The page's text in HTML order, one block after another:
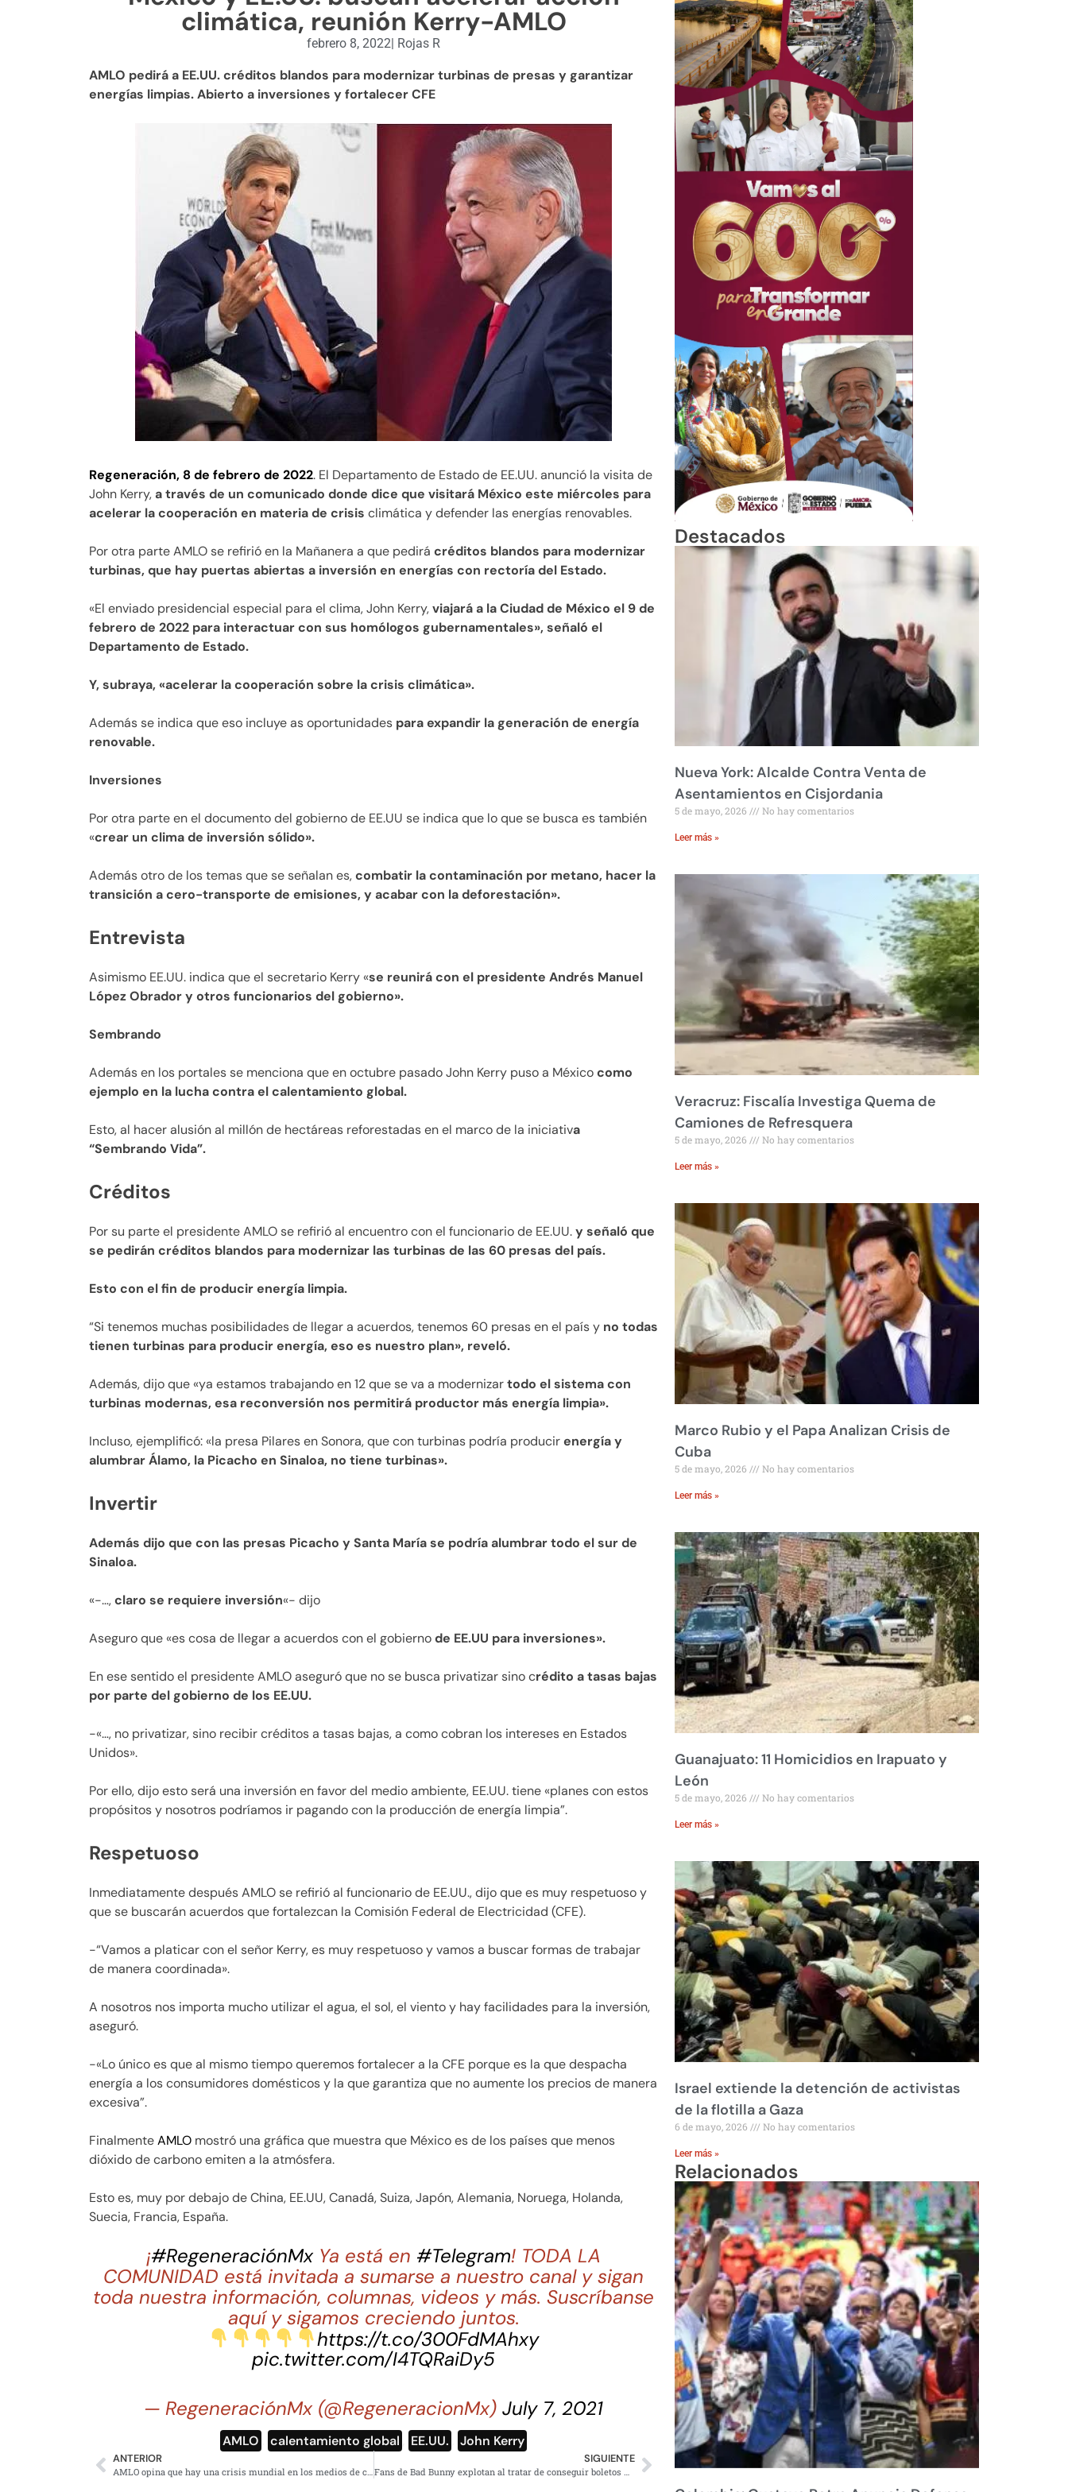
climática, reunión Kerry-AMLO
febrero 8, 2022 Rojas R
AMLO pedirá a EE.UU. créditos blandos para modernizar turbinas de presas y garantizar
energías limpias. Abierto a inversiones y fortalecer CFE
Regeneración, 8 de febrero de 2022. El Departamento de Estado de EE.UU. anunció la visita de
John Kerry,a través de un comunicado donde dice que visitará México este miércoles para
acelerar la cooperación en materia de crisis climática y defender las energías renovables.
Por otra parte AMLO se refirió en la Mañanera a que pedirá créditos blandos para modernizar
turbinas, que hay puertas abiertas a inversión en energías con rectoría del Estado.
«El enviado presidencial especial para el clima, John Kerry,viajará a la Ciudad de México el 9 de
febrero de 2022 para interactuar con sus homólogos gubernamentales», señaló el
Departamento de Estado.
Y, subraya, «acelerar la cooperación sobre la crisis climática».
Además se indica que eso incluye as oportunidades para expandir la generación de energía
renovable.
Inversiones
Por otra parte en el documento del gobierno de EE.UU se indica que lo que se busca es también
«crear un clima de inversión sólido».
Además otro de los temas que se señalan es,combatir la contaminación por metano, hacer la
transición a cero-transporte de emisiones, y acabar con la deforestación».
Entrevista
Asimismo EE.UU. indica que el secretario Kerry «se reunirá con el presidente Andrés Manuel
López Obrador y otros funcionarios del gobierno».
Sembrando
Además en los portales se menciona que en octubre pasado John Kerry puso a Méxicocomo
ejemplo en la lucha contra el calentamiento global.
Esto, al hacer alusión al millón de hectáreas reforestadas en el marco de la iniciativa
“Sembrando Vida”.
Créditos
Por su parte el presidente AMLO se refirió al encuentro con el funcionario de EE.UU.y señaló que
se pedirán créditos blandos para modernizar las turbinas de las 60 presas del país.
Esto con el fin de producir energía limpia.
“Si tenemos muchas posibilidades de llegar a acuerdos, tenemos 60 presas en el país y no todas
tienen turbinas para producir energía, eso es nuestro plan», reveló.
Además, dijo que «ya estamos trabajando en 12 que se va a modernizartodo el sistema con
turbinas modernas, esa reconversión nos permitirá productor más energía limpia».
Incluso, ejemplificó: «la presa Pilares en Sonora, que con turbinas podría producirenergía y
alumbrar Álamo, la Picacho en Sinaloa, no tiene turbinas».
Invertir
Además dijo que con las presas Picacho y Santa María se podría alumbrar todo el sur de
Sinaloa.
«-…,claro se requiere inversión«- dijo
Aseguro que «es cosa de llegar a acuerdos con el gobiernode EE.UU para inversiones».
En ese sentido el presidente AMLO aseguró que no se busca privatizar sino crédito a tasas bajas
por parte del gobierno de los EE.UU.
-«…, no privatizar, sino recibir créditos a tasas bajas, a como cobran los intereses en Estados
Unidos».
Por ello, dijo esto será una inversión en favor del medio ambiente, EE.UU. tiene «planes con estos
propósitos y nosotros podríamos ir pagando con la producción de energía limpia”.
Respetuoso
Inmediatamente después AMLO se refirió al funcionario de EE.UU., dijo que es muy respetuoso y
que se buscarán acuerdos que fortalezcan la Comisión Federal de Electricidad (CFE).
-“Vamos a platicar con el señor Kerry, es muy respetuoso y vamos a buscar formas de trabajar
de manera coordinada».
A nosotros nos importa mucho utilizar el agua, el sol, el viento y hay facilidades para la inversión,
aseguró.
-«Lo único es que al mismo tiempo queremos fortalecer a la CFE porque es la que despacha
energía a los consumidores domésticos y la que garantiza que no aumente los precios de manera
excesiva”.
FinalmenteAMLO mostró una gráfica que muestra que México es de los países que menos
dióxido de carbono emiten a la atmósfera.
Esto es, muy por debajo de China, EE.UU, Canadá, Suiza, Japón, Alemania, Noruega, Holanda,
Suecia, Francia, España.
¡#RegeneraciónMxYa está en #Telegram! TODA LA
COMUNIDAD está invitada a sumarse a nuestro canal y sigan
toda nuestra información, columnas, videos y más. Suscríbanse
aquí y sigamos creciendo juntos.
https://t.co/300FdMAhxy
pic.twitter.com/I4TQRaiDy5
— RegeneraciónMx (@RegeneracionMx)July 7, 2021
AMLO calentamiento global EE.UU. John Kerry
ANTERIOR
AMLO opina que hay una crisis mundial en los medios de comunicación
SIGUIENTE
Fans de Bad Bunny explotan al tratar de conseguir boletos por internet; abren nueva fecha
Destacados
Nueva York: Alcalde Contra Venta de
Asentamientos en Cisjordania
5 de mayo, 2026 No hay comentarios
Leer más »
Veracruz: Fiscalía Investiga Quema de
Camiones de Refresquera
5 de mayo, 2026 No hay comentarios
Leer más »
Marco Rubio y el Papa Analizan Crisis de
Cuba
5 de mayo, 2026 No hay comentarios
Leer más »
Guanajuato: 11 Homicidios en Irapuato y
León
5 de mayo, 2026 No hay comentarios
Leer más »
Israel extiende la detención de activistas
de la flotilla a Gaza
6 de mayo, 2026 No hay comentarios
Leer más »
Relacionados